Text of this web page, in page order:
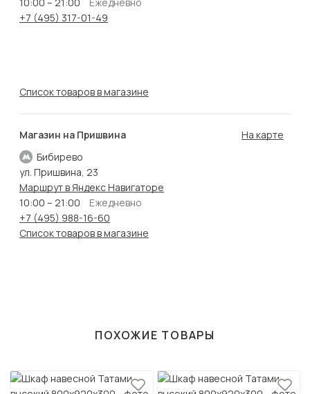
+7 (495) 317-01-49
Список товаров в магазине
Магазин на Пришвина
Бибирево
На карте
ул. Пришвина, 23
Маршрут в Яндекс Навигаторе
10:00 – 21:00
Ежедневно
+7 (495) 988-16-60
Список товаров в магазине
ПОХОЖИЕ ТОВАРЫ